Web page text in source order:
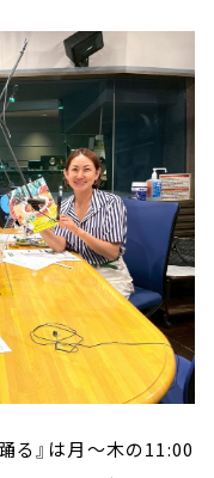
る』は月～木の11:00